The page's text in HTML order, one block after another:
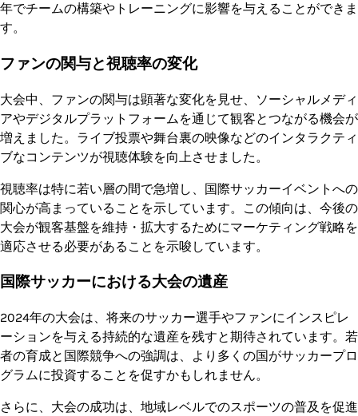
年でチームの構築やトレーニングに影響を与えることができま
す。
ファンの関与と視聴率の変化
大会中、ファンの関与は顕著な変化を見せ、ソーシャルメディ
アやデジタルプラットフォームを通じて観客とつながる機会が
増えました。ライブ投票や舞台裏の映像などのインタラクティ
ブなコンテンツが視聴体験を向上させました。
視聴率は特に若い層の間で急増し、国際サッカーイベントへの
関心が高まっていることを示しています。この傾向は、今後の
大会が観客基盤を維持・拡大するためにマーケティング戦略を
適応させる必要があることを示唆しています。
国際サッカーにおける大会の遺産
2024年の大会は、将来のサッカー選手やファンにインスピレ
ーションを与える持続的な遺産を残すと期待されています。若
者の育成と国際競争への強調は、より多くの国がサッカープロ
グラムに投資することを促すかもしれません。
さらに、大会の成功は、地域レベルでのスポーツの普及を促進